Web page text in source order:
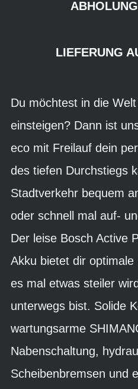
LIEFERUNG
Du möchtest in die
einsteigen? Dann ist
eco mit Freilauf dein
des tiefen Durchstiegs
Stadtverkehr bequem
oder schnell mal auf-
Der leise Bosch Active
Akku bietet dir
es mal etwas steiler
unterwegs bist. Solide
wartungsarme
Nabenschaltung,
Scheibenbremsen und